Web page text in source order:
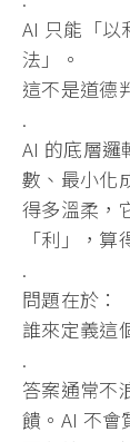
AI 只能「以
法」。
這不是道德
.
AI 的底層邏
數、最小化
得多溫柔，
「利」，
.
問題在於：
誰來定義這
.
答案通常不
饋。AI 不會